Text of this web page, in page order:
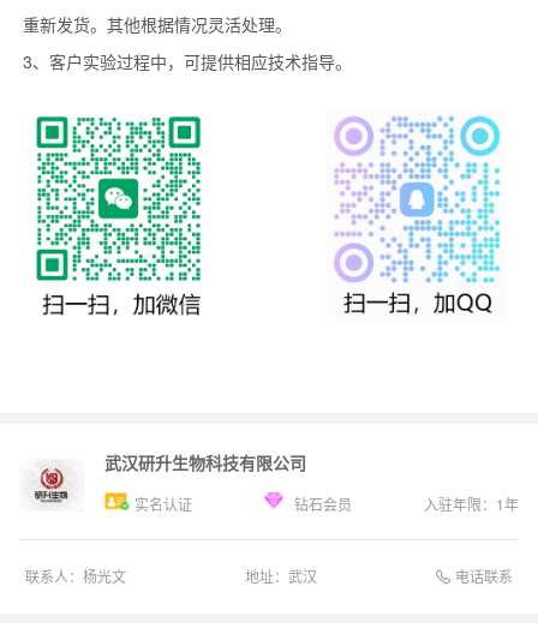
重新发货。其他根据情况灵活处理。
3、客户实验过程中，可提供相应技术指导。
武汉研升生物科技有限公司
实名认证 钻石会员 入驻年限： 1年
联系人： 杨光文 地址： 武汉 电话联系